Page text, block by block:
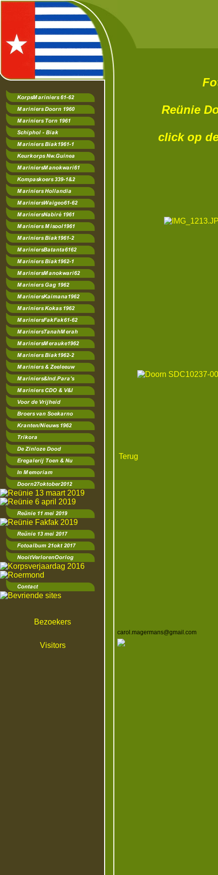
Bezoekers
Visitors
Reünie
click op de
Terug
carol.magermans@gmail.com